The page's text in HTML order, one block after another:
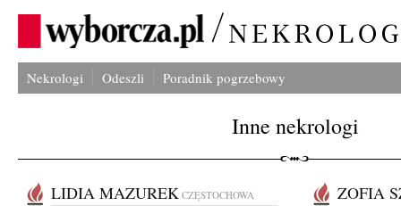
Nekrologi Odeszli Poradnik pogrzebowy
Inne nekrologi
LIDIA MAZUREK CZĘSTOCHOWA
ZOFIA